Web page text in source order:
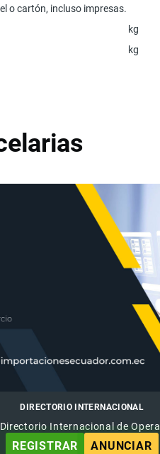
o cartón, incluso impresas.
kg
kg
DIRECTORIO INTERNACIONAL
Internacional de
REGISTRAR ANUNCIAR